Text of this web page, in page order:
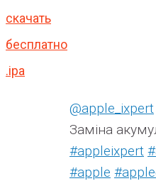
скачать
бесплатно
.ipa
@apple_ixpert
Заміна
#appleixpert
#apple